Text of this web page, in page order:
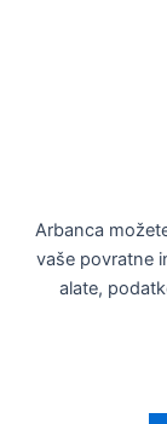
Arbanca
vaše povratne
alate,